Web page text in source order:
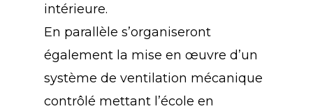
intérieure.
En parallèle s’organiseront
également la mise en œuvre d’un
système de ventilation mécanique
contrôlé mettant l’école en